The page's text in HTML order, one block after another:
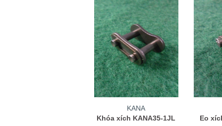
KANA
Khóa xích KANA35-1JL
Eo